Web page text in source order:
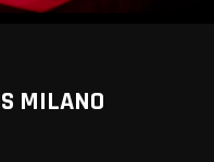
MILANO